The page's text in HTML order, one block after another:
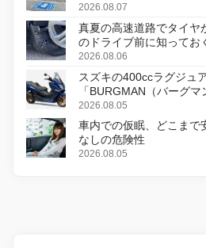
2026.08.07
真夏の高速道路でタイヤ
のドライブ前に知ってお
2026.08.06
スズキの400ccラグジュ
「BURGMAN（バーグマ
変更し、8月18日に発売
2026.08.05
車内での仮眠、どこまで
なしの危険性
2026.08.05